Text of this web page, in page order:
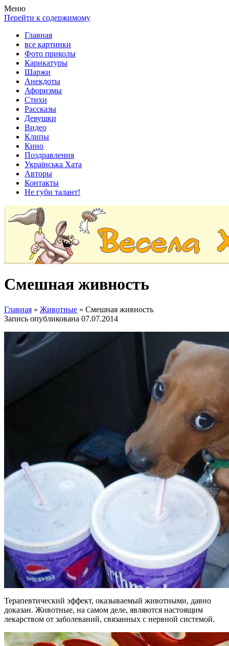
Весела хата — прикольные картинки, смешные истории,
клипы!
Покажем всем ваши фото приколы, карикатуры, шаржи, стихи,
рассказы, видео и песни!
Меню
Перейти к содержимому
Главная
все картинки
Фото приколы
Карикатуры
Шаржи
Анекдоты
Афоризмы
Стихи
Рассказы
Девушки
Видео
Клипы
Кино
Поздравления
Українська Хата
Авторы
Контакты
Не губи талант!
Смешная живность
Главная » Животные » Смешная живность
Запись опубликована 07.07.2014
Терапевтический эффект, оказываемый животными, давно
доказан. Животные, на самом деле, являются настоящим
лекарством от заболеваний, связанных с нервной системой.